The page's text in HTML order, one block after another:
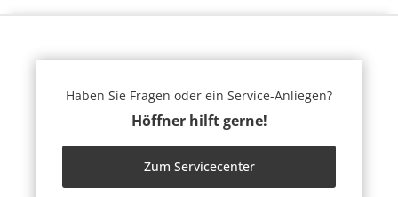
Haben Sie Fragen oder ein Service-Anliegen?
Höffner hilft gerne!
Zum Servicecenter